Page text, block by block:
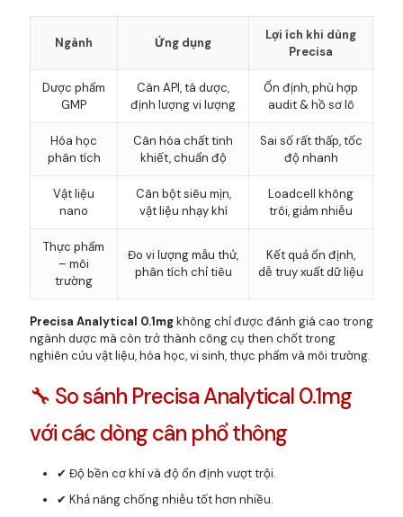
Ngành Ứng dụng
Lợi ích khi dùng
Precisa
Dược phẩm
GMP
Cân API, tá dược,
định lượng vi lượng
Ổn định, phù hợp
audit & hồ sơ lô
Hóa học
phân tích
Cân hóa chất tinh
khiết, chuẩn độ
Sai số rất thấp, tốc
độ nhanh
Vật liệu
nano
Cân bột siêu mịn,
vật liệu nhạy khí
Loadcell không
trôi, giảm nhiễu
Thực phẩm
– môi
trường
Đo vi lượng mẫu thử,
phân tích chỉ tiêu
Kết quả ổn định,
dễ truy xuất dữ liệu
Precisa Analytical 0.1mgkhông chỉ được đánh giá cao trong
ngành dược mà còn trở thành công cụ then chốt trong
nghiên cứu vật liệu, hóa học, vi sinh, thực phẩm và môi trường.
🔧 So sánh Precisa Analytical 0.1mg
với các dòng cân phổ thông
✔ Độ bền cơ khí và độ ổn định vượt trội.
✔ Khả năng chống nhiễu tốt hơn nhiều.